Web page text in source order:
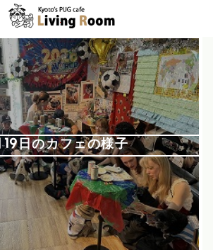
19日のカフェの様子